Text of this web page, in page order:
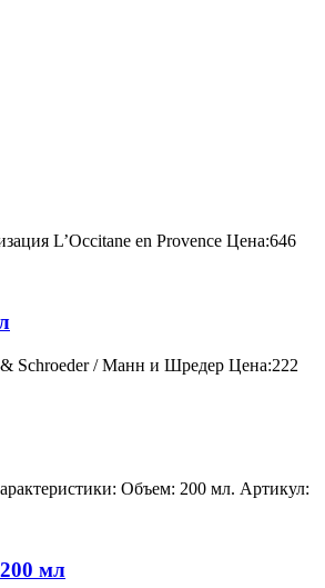
L’Occitane en Provence Цена:646
Schroeder / Манн и Шредер Цена:222
Объем: 200 мл. Артикул:
мл